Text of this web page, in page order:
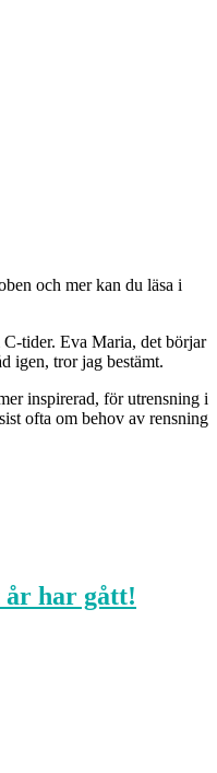
och mer kan du läsa i
tider. Eva Maria, det börjar
igen, tror jag bestämt.
inspirerad, för utrensning i
ofta om behov av rensning
år har gått!